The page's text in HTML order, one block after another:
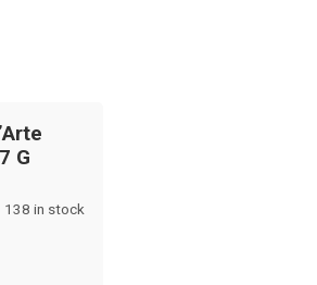
G
138 in stock